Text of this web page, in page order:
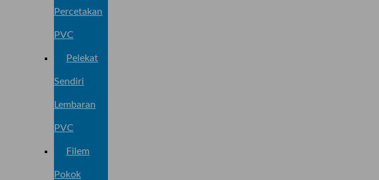
Percetakan
PVC
Pelekat
Sendiri
Lembaran
PVC
Filem
Pokok